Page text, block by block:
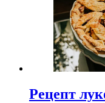
Рецепт